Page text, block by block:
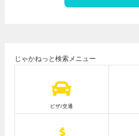
じゃかねっと検索メニュー
ビザ/交通